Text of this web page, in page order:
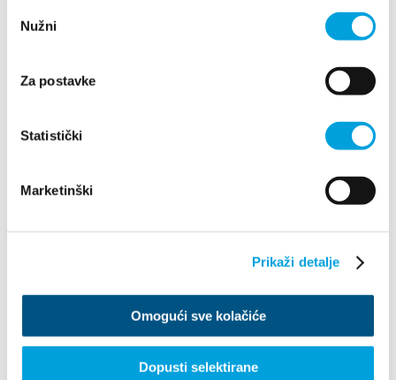
pristanka
Nužni
Za postavke
Statistički
Marketinški
Prikaži detalje
Omogući sve kolačiće
Dopusti selektirane
Villa Nika, Kamberovo šetalište 30,
Richtungen
Richtungen
Erforsche
Destination